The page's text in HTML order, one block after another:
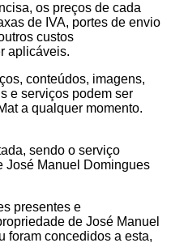
os preços de cada
de IVA, portes de envio
custos
aplicáveis.
conteúdos, imagens,
e serviços podem ser
a qualquer momento.
sendo o serviço
José Manuel Domingues
presentes e
de José Manuel
foram concedidos a esta,